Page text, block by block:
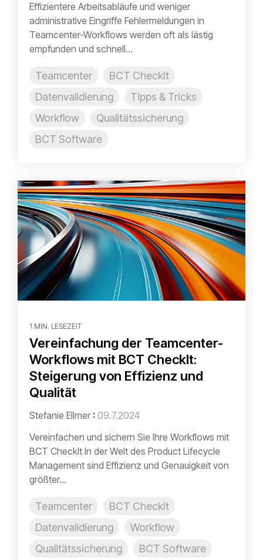
Effizientere Arbeitsabläufe und weniger
administrative Eingriffe Fehlermeldungen in
Teamcenter-Workflows werden oft als lästig
empfunden und schnell...
Teamcenter
BCT CheckIt
Datenvalidierung
Tipps & Tricks
Workflow
Qualitätssicherung
BCT Software
1 MIN. LESEZEIT
Vereinfachung der Teamcenter-
Workflows mit BCT CheckIt:
Steigerung von Effizienz und
Qualität
Stefanie Ellmer : 09.7.2024
Vereinfachen und sichern Sie Ihre Workflows mit
BCT CheckIt In der Welt des Product Lifecycle
Management sind Effizienz und Genauigkeit von
größter...
Teamcenter
BCT CheckIt
Datenvalidierung
Workflow
Qualitätssicherung
BCT Software